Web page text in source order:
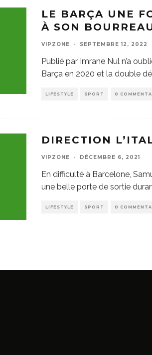
LE BARÇA UNE
À SON
VIPZONE · SEPTEMBRE 12, 2022
Publié par Imrane Nul n’a
Barça en 2020 et la double
LIFESTYLE SPORT 0
DIRECTION
VIPZONE · DÉCEMBRE 6, 2021
En difficulté à Barcelone,
une belle porte de sortie
LIFESTYLE SPORT 0